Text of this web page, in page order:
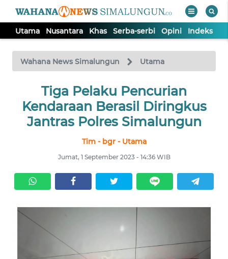
Utama Nusantara Khas Serba-serbi Opini Indeks
Wahana News Simalungun Utama
Tiga Pelaku Pencurian
Kendaraan Berasil Diringkus
Jantras Polres Simalungun
Tim - bgr - Utama
Jumat, 1 September 2023 - 14:36 WIB
TV
Tutup
NUSANTARA
SERBA-
SERBI
OPINI